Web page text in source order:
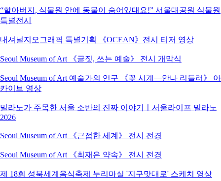
“할아버지, 식물원 안에 동물이 숨어있대요!” 서울대공원 식물원
특별전시
내셔널지오그래픽 특별기획 《OCEAN》전시 티저 영상
Seoul Museum of Art 《글짓, 쓰는 예술》 전시 개막식
Seoul Museum of Art 예술가의 연구 《꽃 시계―안나 리들러》 아
카이브 영상
밀라노가 주목한 서울 소반의 진짜 이야기ㅣ서울라이프 밀라노
2026
Seoul Museum of Art 《근접한 세계》 전시 전경
Seoul Museum of Art 《최재은 약속》 전시 전경
제 18회 성북세계음식축제 누리마실 '지구맛대로' 스케치 영상